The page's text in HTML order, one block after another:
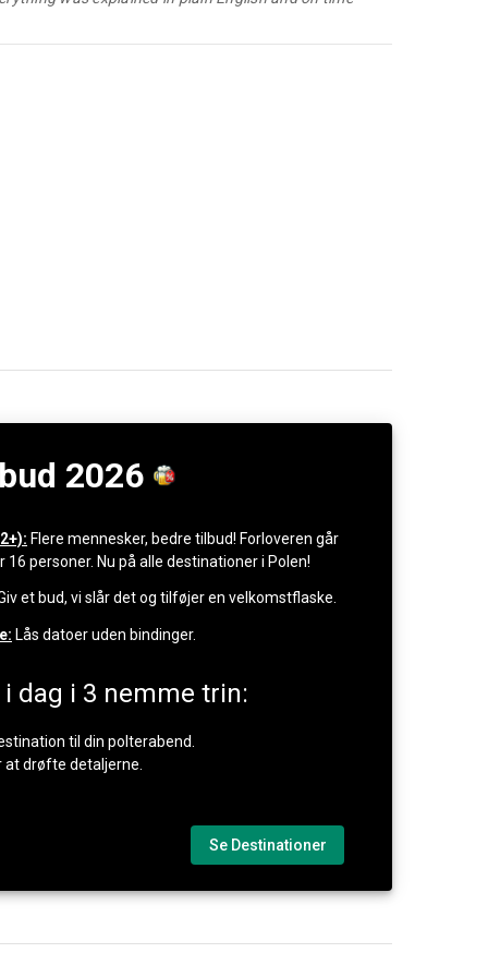
2026
Flere mennesker, bedre tilbud! Forloveren går
16 personer. Nu på alle destinationer i Polen!
et bud, vi slår det og tilføjer en velkomstflaske.
Lås datoer uden bindinger.
dag i 3 nemme trin:
til din polterabend.
drøfte detaljerne.
Se Destinationer